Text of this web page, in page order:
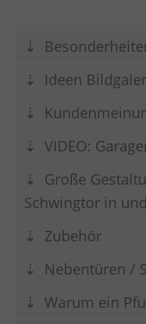
Ideen
VIDEO:
Große
Schwingtor in
Zubehör
Nebentüren /
Warum ein